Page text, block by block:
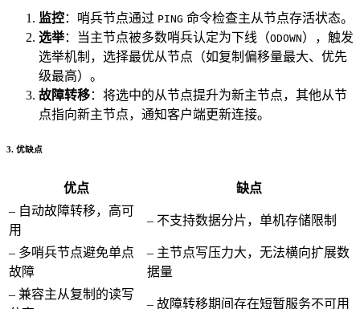
监控：哨兵节点通过 PING 命令检查主从节点存活状态。
选举：当主节点被多数哨兵认定为下线（ODOWN），触发
选举机制，选择最优从节点（如复制偏移量最大、优先
级最高）。
故障转移：将选中的从节点提升为新主节点，其他从节
点指向新主节点，通知客户端更新连接。
3. 优缺点
优点
缺点
– 自动故障转移，高可
用
– 不支持数据分片，单机存储限制
– 多哨兵节点避免单点
故障
– 主节点写压力大，无法横向扩展数
据量
– 兼容主从复制的读写
– 故障转移期间存在短暂服务不可用